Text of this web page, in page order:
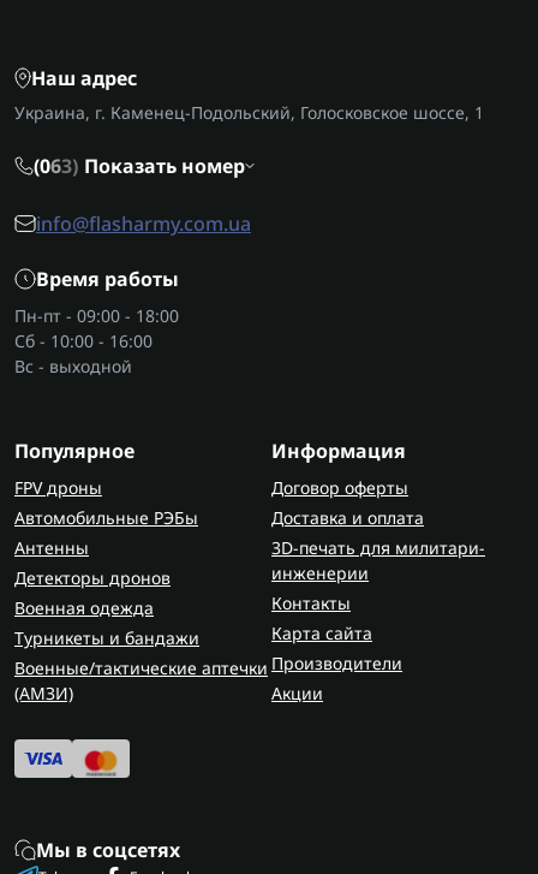
Наш адрес
Украина, г. Каменец-Подольский, Голосковское шоссе, 1
(063) Показать номер
info@flasharmy.com.ua
Время работы
Пн-пт - 09:00 - 18:00
Сб - 10:00 - 16:00
Вс - выходной
Популярное
FPV дроны
Автомобильные РЭБы
Антенны
Детекторы дронов
Военная одежда
Турникеты и бандажи
Военные/тактические аптечки
(AMЗИ)
Информация
Договор оферты
Доставка и оплата
3D-печать для милитари-
инженерии
Контакты
Карта сайта
Производители
Акции
Мы в соцсетях